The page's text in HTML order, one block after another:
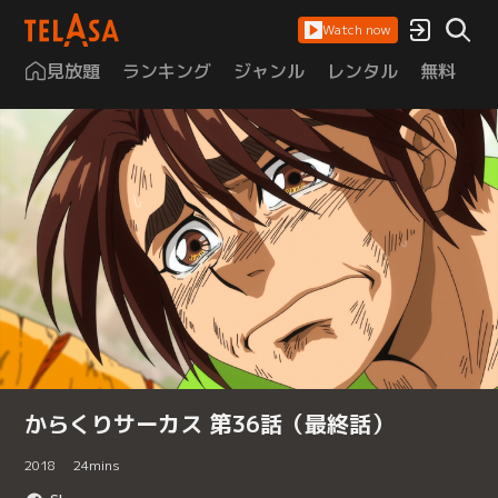
Watch now
見放題 ランキング ジャンル レンタル 無料
からくりサーカス 第36話（最終話）
2018 24mins